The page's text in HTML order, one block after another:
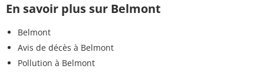
En savoir plus sur Belmont
Belmont
Avis de décès à Belmont
Pollution à Belmont